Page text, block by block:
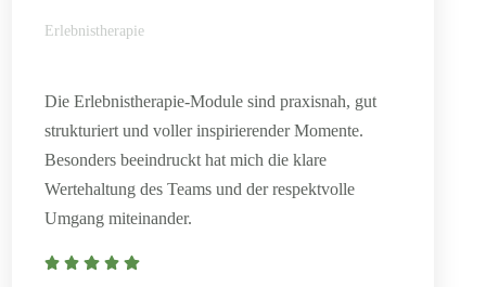
Erlebnistherapie
Die Erlebnistherapie-Module sind praxisnah, gut
strukturiert und voller inspirierender Momente.
Besonders beeindruckt hat mich die klare
Wertehaltung des Teams und der respektvolle
Umgang miteinander.